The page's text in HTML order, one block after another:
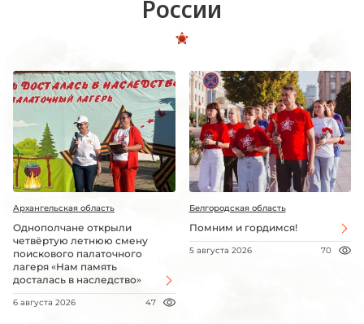
России
Архангельская область
Однополчане открыли
четвёртую летнюю смену
поискового палаточного
лагеря «Нам память
досталась в наследство»
6 августа 2026 47
Белгородская область
Помним и гордимся!
5 августа 2026 70